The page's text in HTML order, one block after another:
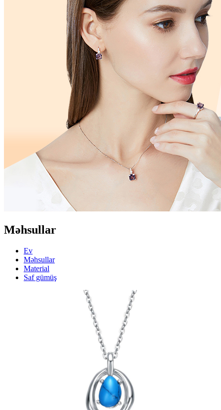
Məhsullar
Ev
Məhsullar
Material
Saf gümüş